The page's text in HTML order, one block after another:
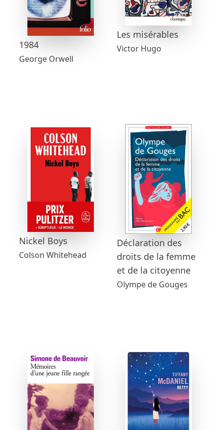
1984
George Orwell
Les misérables
Victor Hugo
Nickel Boys
Colson Whitehead
Déclaration des
droits de la femme
et de la citoyenne
Olympe de Gouges